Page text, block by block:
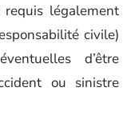
requis légalement
civile)
d’être
ou sinistre